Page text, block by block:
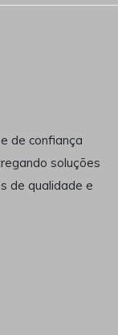
de confiança
soluções
de qualidade e